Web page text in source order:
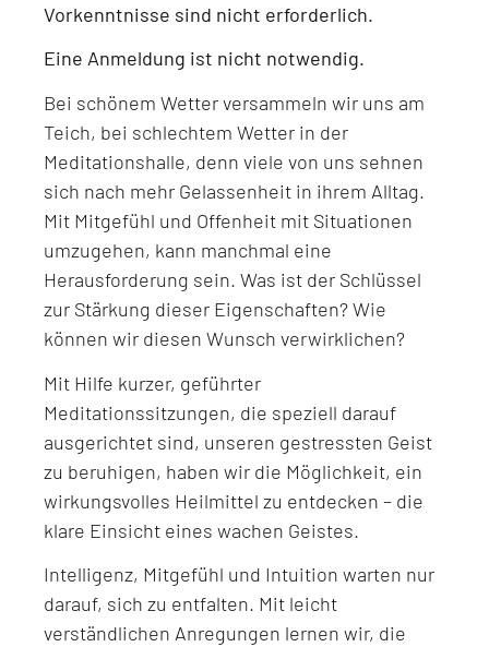
Vorkenntnisse sind nicht erforderlich.
Eine Anmeldung ist nicht notwendig.
Bei schönem Wetter versammeln wir uns am
Teich, bei schlechtem Wetter in der
Meditationshalle, denn viele von uns sehnen
sich nach mehr Gelassenheit in ihrem Alltag.
Mit Mitgefühl und Offenheit mit Situationen
umzugehen, kann manchmal eine
Herausforderung sein. Was ist der Schlüssel
zur Stärkung dieser Eigenschaften? Wie
können wir diesen Wunsch verwirklichen?
Mit Hilfe kurzer, geführter
Meditationssitzungen, die speziell darauf
ausgerichtet sind, unseren gestressten Geist
zu beruhigen, haben wir die Möglichkeit, ein
wirkungsvolles Heilmittel zu entdecken – die
klare Einsicht eines wachen Geistes.
Intelligenz, Mitgefühl und Intuition warten nur
darauf, sich zu entfalten. Mit leicht
verständlichen Anregungen lernen wir, die